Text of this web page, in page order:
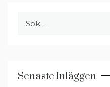
Senaste Inläggen